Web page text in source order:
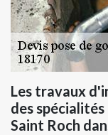
Les travaux
des
Saint Roch